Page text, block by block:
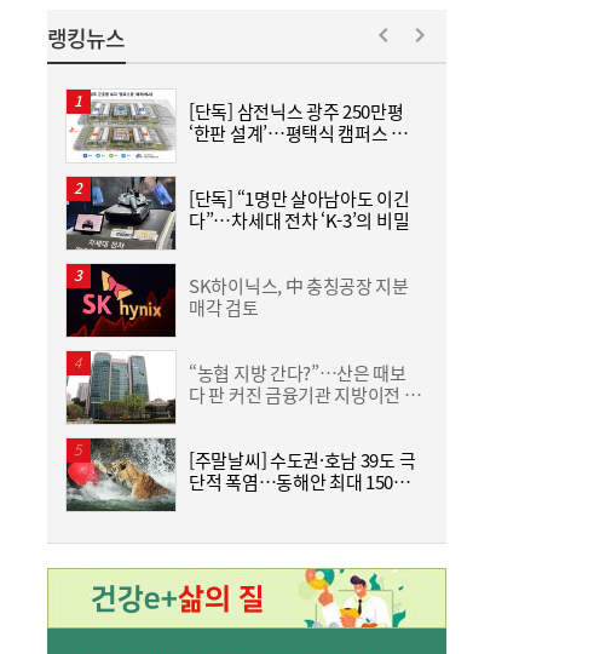
20:59
TS, 제주공항에서 교통안전·항공보안 캠페
인…‘오늘도 무사고’
19:38
SK하이닉스 54조 베팅…용인엔 D램, 청주는
낸드
랭킹뉴스
[단독] 삼전닉스 광주 250만평
‘한판 설계’…평택식 캠퍼스 들
[단독] “1명만 살아남아도 이긴
다”…차세대 전차 ‘K-3’의 비밀
SK하이닉스, 中 충칭공장 지분
매각 검토
“농협 지방 간다?”…산은 때보
다 판 커진 금융기관 지방이전 논
[주말날씨] 수도권·호남 39도 극
단적 폭염…동해안 최대 150㎜